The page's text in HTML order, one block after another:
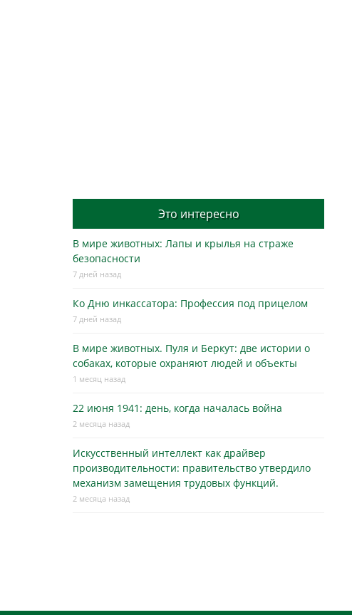
Это интересно
В мире животных: Лапы и крылья на страже
безопасности
7 дней назад
Ко Дню инкассатора: Профессия под прицелом
7 дней назад
В мире животных. Пуля и Беркут: две истории о
собаках, которые охраняют людей и объекты
1 месяц назад
22 июня 1941: день, когда началась война
2 месяца назад
Искусственный интеллект как драйвер
производительности: правительство утвердило
механизм замещения трудовых функций.
2 месяца назад